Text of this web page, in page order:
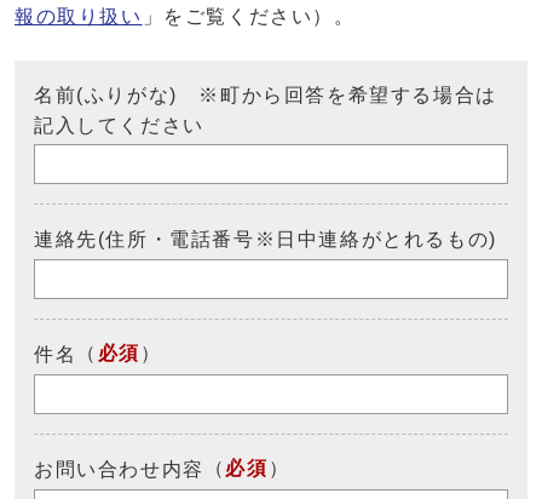
報の取り扱い 」をご覧ください）。
名前(ふりがな) ※町から回答を希望する場合は
記入してください
連絡先(住所・電話番号※日中連絡がとれるもの)
件名 （ 必須 ）
お問い合わせ内容 （ 必須 ）